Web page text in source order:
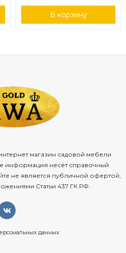
В корзину
магазин садовой мебели
информация несёт справочный
не является публичной офертой,
Статьи 437 ГК РФ.
данных